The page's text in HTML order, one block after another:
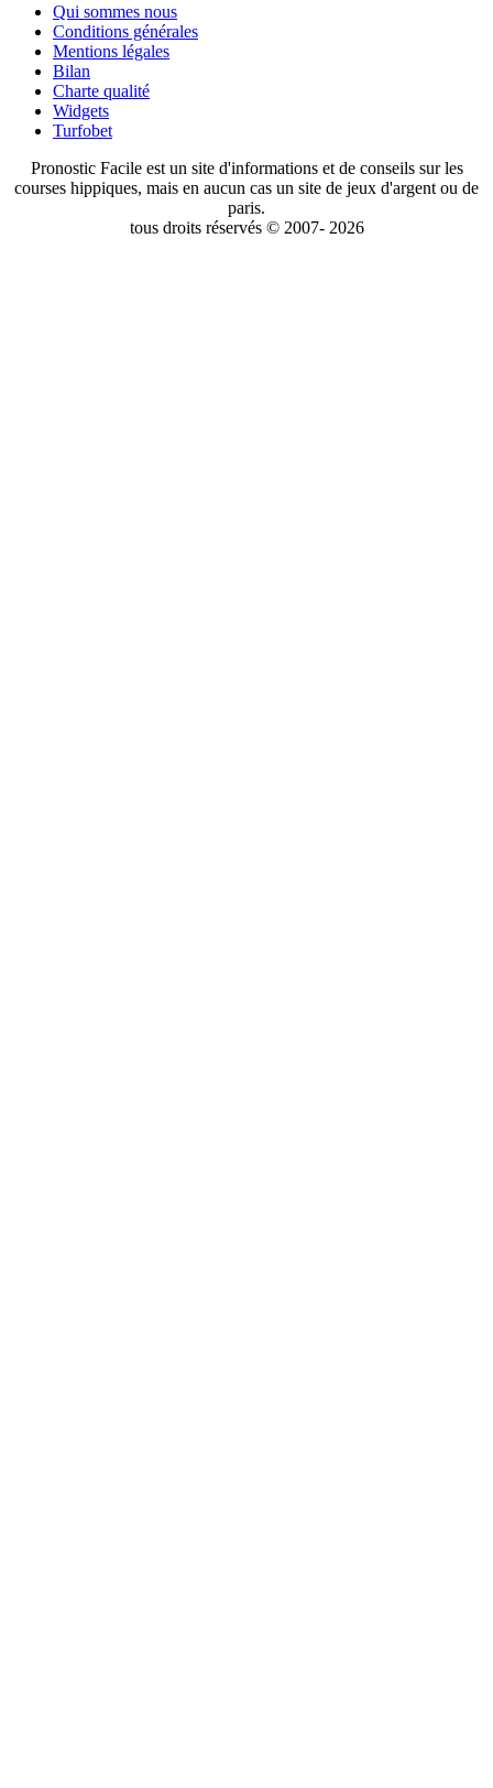
Qui sommes nous
Conditions générales
Mentions légales
Bilan
Charte qualité
Widgets
Turfobet
Pronostic Facile est un site d'informations et de conseils sur les
courses hippiques, mais en aucun cas un site de jeux d'argent ou de
paris.
tous droits réservés © 2007- 2026